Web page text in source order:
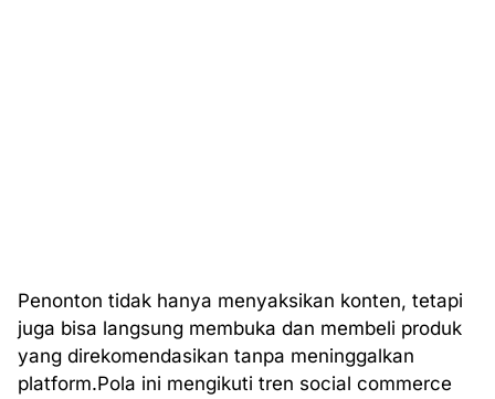
Penonton tidak hanya menyaksikan konten, tetapi
juga bisa langsung membuka dan membeli produk
yang direkomendasikan tanpa meninggalkan
platform.Pola ini mengikuti tren social commerce